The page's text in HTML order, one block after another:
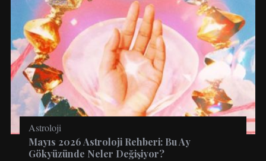
Astroloji
Mayıs 2026 Astroloji Rehberi: Bu Ay
Gökyüzünde Neler Değişiyor?